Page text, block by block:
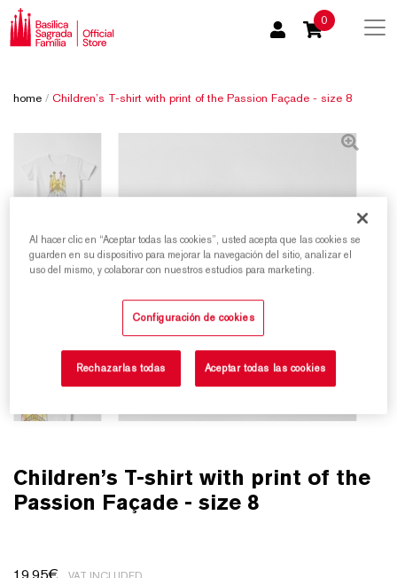
0
home / Children’s T-shirt with print of the Passion Façade - size 8
Children’s T-shirt with print of the
Passion Façade - size 8
Al hacer clic en “Aceptar todas las cookies”, usted acepta que las cookies se
guarden en su dispositivo para mejorar la navegación del sitio, analizar el
uso del mismo, y colaborar con nuestros estudios para marketing.
Configuración de cookies
Rechazarlas todas Aceptar todas las cookies